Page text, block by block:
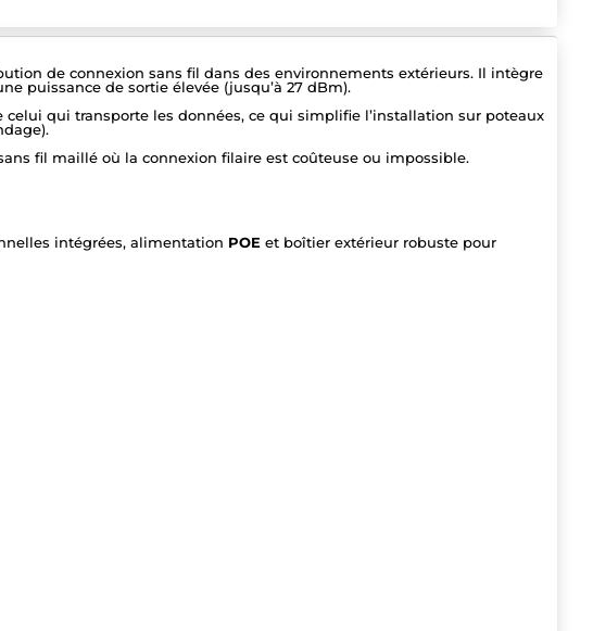
de connexion sans fil dans des environnements extérieurs. Il intègre
puissance de sortie élevée (jusqu’à 27 dBm).
qui transporte les données, ce qui simplifie l’installation sur poteaux
fil maillé où la connexion filaire est coûteuse ou impossible.
intégrées, alimentation POE et boîtier extérieur robuste pour